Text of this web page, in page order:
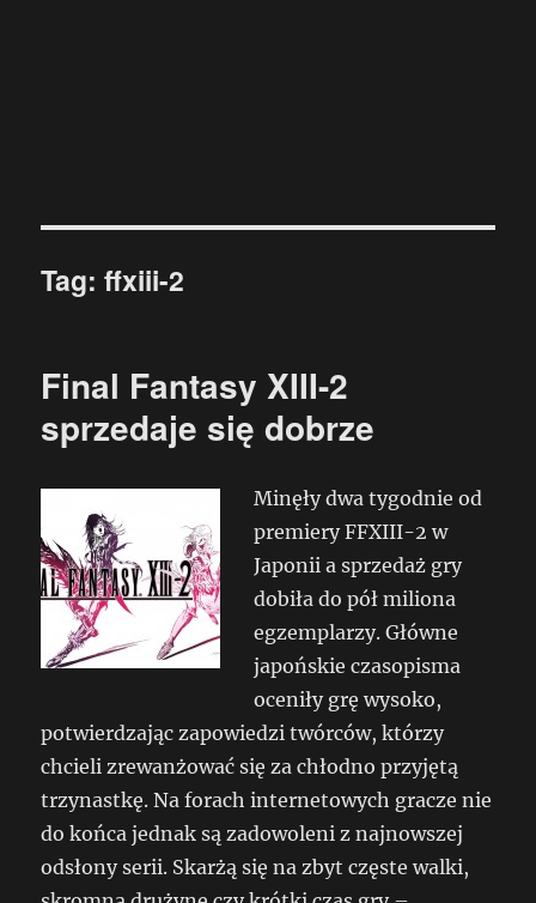
Tag:ffxiii-2
Final Fantasy XIII-2
sprzedaje się dobrze
Minęły dwa tygodnie od
premiery FFXIII-2 w
Japonii a sprzedaż gry
dobiła do pół miliona
egzemplarzy. Główne
japońskie czasopisma
oceniły grę wysoko,
potwierdzając zapowiedzi twórców, którzy
chcieli zrewanżować się za chłodno przyjętą
trzynastkę. Na forach internetowych gracze nie
do końca jednak są zadowoleni z najnowszej
odsłony serii. Skarżą się na zbyt częste walki,